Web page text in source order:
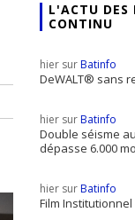
idée mais...
Le print
presque
Rénover
supports
inscrire
?
L'ACTU DES
CONTINU
hier surBatinfo
DeWALT® sans
hier surBatinfo
Double séisme
dépasse 6.000
hier surBatinfo
Film